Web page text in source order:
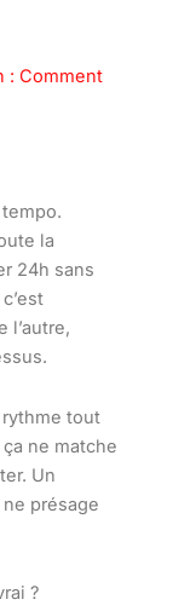
: Comment
la
24h sans
l’autre,
rythme tout
ne matche
Un
présage
?